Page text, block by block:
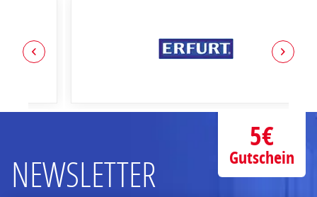
NEWSLETTER
5€
Gutschein